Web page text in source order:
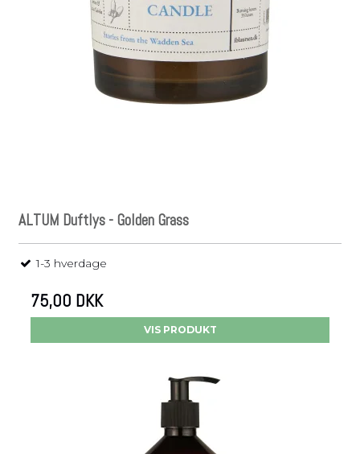
ALTUM Duftlys - Golden Grass
1-3 hverdage
75,00 DKK
VIS PRODUKT